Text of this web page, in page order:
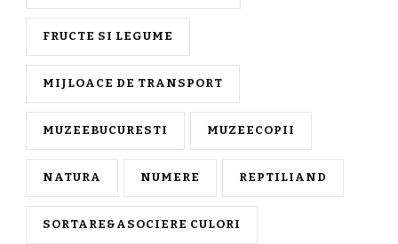
FRUCTE SI LEGUME
MIJLOACE DE TRANSPORT
MUZEEBUCURESTI MUZEECOPII
NATURA NUMERE REPTILIAND
SORTARE&ASOCIERE CULORI